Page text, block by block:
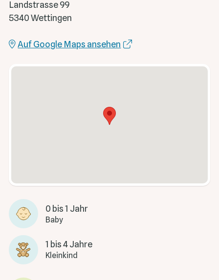
Landstrasse 99
5340 Wettingen
Auf Google Maps ansehen
0 bis 1 Jahr
Baby
1 bis 4 Jahre
Kleinkind